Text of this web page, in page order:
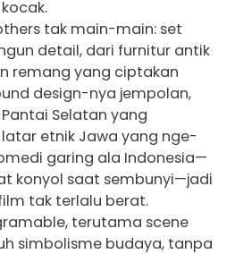
tak main-main: set
detail, dari furnitur antik
remang yang ciptakan
design-nya jempolan,
Selatan yang
etnik Jawa yang nge-
garing ala Indonesia—
konyol saat sembunyi—jadi
tak terlalu berat.
terutama scene
simbolisme budaya, tanpa